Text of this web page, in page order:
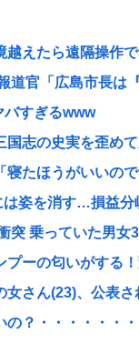
越えたら遠隔操作
道官「広島市長は
バすぎるwww
国志の史実を歪め
寝たほうがいいの
は姿を消す…損益分
突 乗っていた男女
プーの匂いがする
女さん(23)、公表さ
の？・・・・・・・